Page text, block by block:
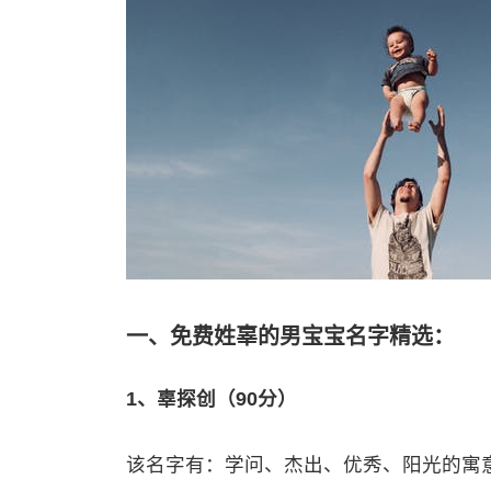
一、免费姓辜的男宝宝名字精选：
1、辜探创（90分）
该名字有：学问、杰出、优秀、阳光的寓